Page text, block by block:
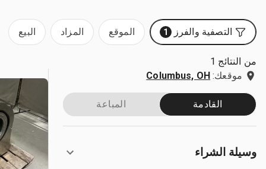
التصفية والفرز 1 الموقع المزاد البيع
من النتائج 1
موقعك: Columbus, OH
القادمة المباعة
وسيلة الشراء